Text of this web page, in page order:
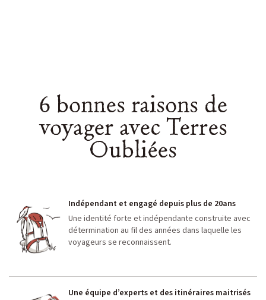
6 bonnes raisons de
voyager avec Terres
Oubliées
Indépendant et engagé depuis plus de 20ans
Une identité forte et indépendante construite avec
détermination au fil des années dans laquelle les
voyageurs se reconnaissent.
Une équipe d’experts et des itinéraires maitrisés